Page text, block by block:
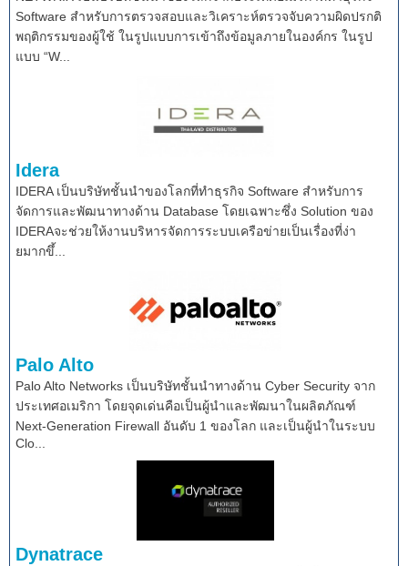
Software สำหรับการตรวจสอบและวิเคราะห์ตรวจจับความผิดปรกติ
พฤติกรรมของผู้ใช้ ในรูปแบบการเข้าถึงข้อมูลภายในองค์กร ในรูป
แบบ “W...
Idera
IDERA เป็นบริษัทชั้นนำของโลกที่ทำธุรกิจ Software สำหรับการ
จัดการและพัฒนาทางด้าน Database โดยเฉพาะซึ่ง Solution ของ
IDERAจะช่วยให้งานบริหารจัดการระบบเครือข่ายเป็นเรื่องที่ง่า
ยมากขึ้...
Palo Alto
Palo Alto Networks เป็นบริษัทชั้นนำทางด้าน Cyber Security จาก
ประเทศอเมริกา โดยจุดเด่นคือเป็นผู้นำและพัฒนาในผลิตภัณฑ์
Next-Generation Firewall อันดับ 1 ของโลก และเป็นผู้นำในระบบ
Clo...
Dynatrace